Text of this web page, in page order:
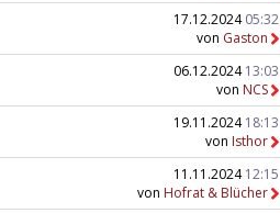
17.12.202405:32
von Gaston
06.12.202413:03
von NCS
19.11.202418:13
von Isthor
11.11.202412:15
von Hofrat & Blücher